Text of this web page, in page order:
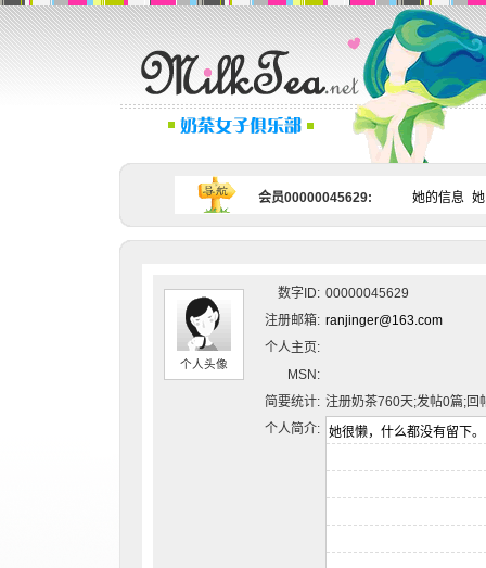
会员00000045629: 她的信息
个人头像
数字ID: 00000045629
注册邮箱: ranjinger@163.com
个人主页:
MSN:
简要统计: 注册奶茶760天;发帖0篇;回
个人简介: